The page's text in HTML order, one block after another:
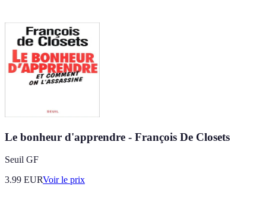
Le bonheur d'apprendre - François De Closets
Seuil GF
3.99 EURVoir le prix